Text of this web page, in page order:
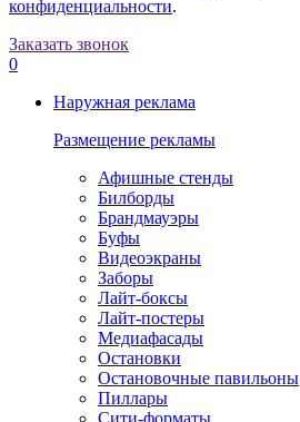
конфиденциальности.
Заказать звонок
0
Наружная реклама
Размещение рекламы
Афишные стенды
Билборды
Брандмауэры
Буфы
Видеоэкраны
Заборы
Лайт-боксы
Лайт-постеры
Медиафасады
Остановки
Остановочные павильоны
Пиллары
Сити-форматы